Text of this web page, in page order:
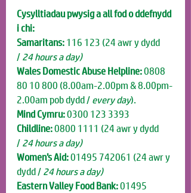
Cysylltiadau pwysig a all fod o ddefnydd
i chi:
Samaritans: 116 123 (24 awr y dydd
/ 24 hours a day)
Wales Domestic Abuse Helpline: 0808
80 10 800 (8.00am-2.00pm & 8.00pm-
2.00am pob dydd / every day).
Mind Cymru: 0300 123 3393
Childline: 0800 1111 (24 awr y dydd
/ 24 hours a day)
Women’s Aid: 01495 742061 (24 awr y
dydd / 24 hours a day)
Eastern Valley Food Bank: 01495